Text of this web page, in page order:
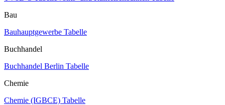
Bau
Bauhauptgewerbe Tabelle
Buchhandel
Buchhandel Berlin Tabelle
Chemie
Chemie (IGBCE) Tabelle